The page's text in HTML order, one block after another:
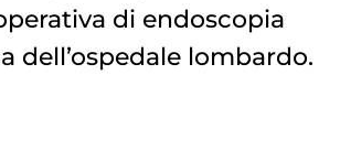
di endoscopia
dell’ospedale lombardo.